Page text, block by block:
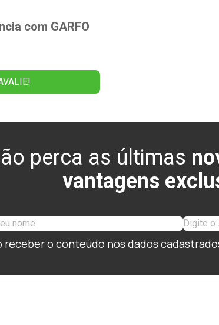
com GARFO
perca as últimas
vantagens
receber o conteúdo nos dados